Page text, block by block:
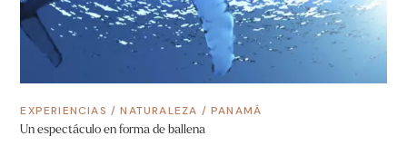
EXPERIENCIAS /NATURALEZA /PANAMÁ
Un espectáculo en forma de ballena